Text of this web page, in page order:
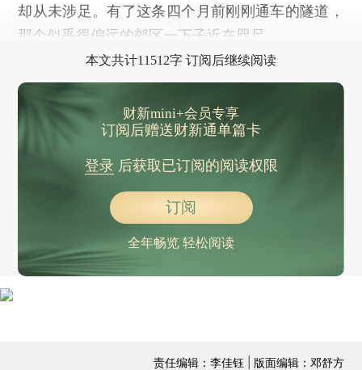
却从未涉足。有了这条四个月前刚刚通车的隧道，
那个似乎很偏远的郊区一下子近在咫尺。
本文共计11512字 订阅后继续阅读
财新mini+会员专享
订阅后赠送财新通单篇卡
登录后获取已订阅的阅读权限
订阅
全年畅览 轻松阅读
责任编辑：李佳钰 | 版面编辑：邓舒方